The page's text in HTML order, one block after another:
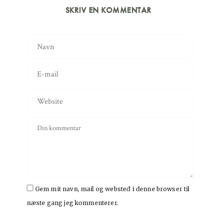
SKRIV EN KOMMENTAR
Gem mit navn, mail og websted i denne browser til
næste gang jeg kommenterer.